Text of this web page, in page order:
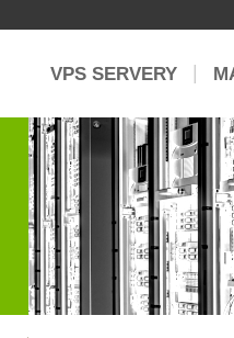
VPS SERVERY